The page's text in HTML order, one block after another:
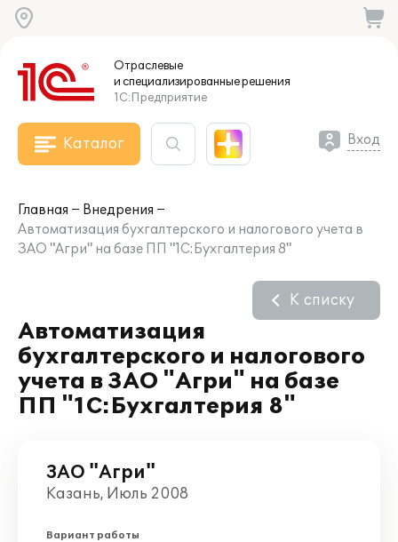
Отраслевые
и специализированныерешения
1С:Предприятие
Каталог Вход
Главная
Внедрения
Автоматизация бухгалтерского и налогового учета в
ЗАО "Агри" на базе ПП "1С:Бухгалтерия 8"
Автоматизация
бухгалтерского и налогового
учета в ЗАО "Агри" на базе
ПП "1С:Бухгалтерия 8"
К списку
ЗАО "Агри"
Казань, Июль 2008
Вариант работы